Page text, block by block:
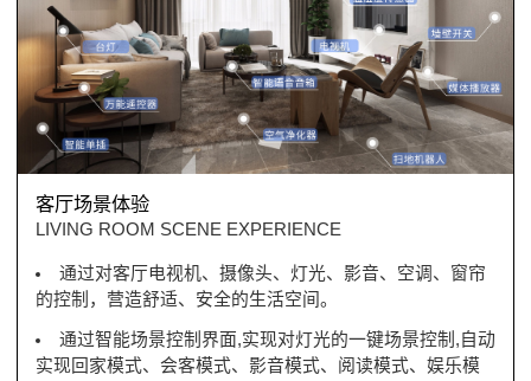
客厅场景体验
LIVING ROOM SCENE EXPERIENCE
通过对客厅电视机、摄像头、灯光、影音、空调、窗帘
的控制，营造舒适、安全的生活空间。
通过智能场景控制界面,实现对灯光的一键场景控制,自动
实现回家模式、会客模式、影音模式、阅读模式、娱乐模